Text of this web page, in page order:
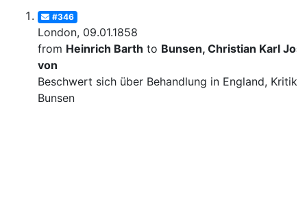
#346
London, 09.01.1858
from Heinrich Barth to Bunsen, Christian Karl
von
Beschwert sich über Behandlung in England, Kritik
Bunsen